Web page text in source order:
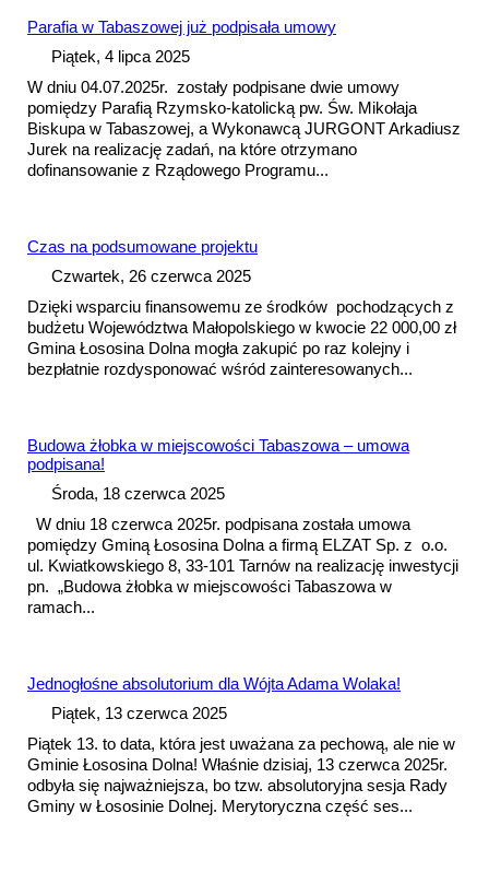
Parafia w Tabaszowej już podpisała umowy
Piątek, 4 lipca 2025
W dniu 04.07.2025r. zostały podpisane dwie umowy
pomiędzy Parafią Rzymsko-katolicką pw. Św. Mikołaja
Biskupa w Tabaszowej, a Wykonawcą JURGONT Arkadiusz
Jurek na realizację zadań, na które otrzymano
dofinansowanie z Rządowego Programu...
Czas na podsumowane projektu
Czwartek, 26 czerwca 2025
Dzięki wsparciu finansowemu ze środków pochodzących z
budżetu Województwa Małopolskiego w kwocie 22 000,00 zł
Gmina Łososina Dolna mogła zakupić po raz kolejny i
bezpłatnie rozdysponować wśród zainteresowanych...
Budowa żłobka w miejscowości Tabaszowa – umowa
podpisana!
Środa, 18 czerwca 2025
W dniu 18 czerwca 2025r. podpisana została umowa
pomiędzy Gminą Łososina Dolna a firmą ELZAT Sp. z o.o.
ul. Kwiatkowskiego 8, 33-101 Tarnów na realizację inwestycji
pn. „Budowa żłobka w miejscowości Tabaszowa w
ramach...
Jednogłośne absolutorium dla Wójta Adama Wolaka!
Piątek, 13 czerwca 2025
Piątek 13. to data, która jest uważana za pechową, ale nie w
Gminie Łososina Dolna! Właśnie dzisiaj, 13 czerwca 2025r.
odbyła się najważniejsza, bo tzw. absolutoryjna sesja Rady
Gminy w Łososinie Dolnej. Merytoryczna część ses...